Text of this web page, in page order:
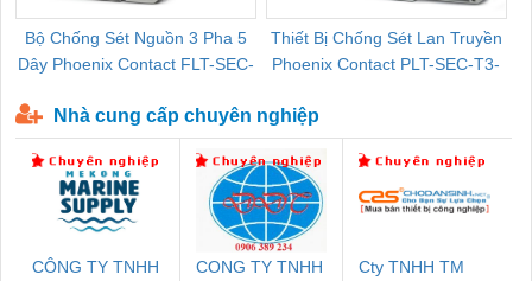
Bộ Chống Sét Nguồn 3 Pha 5
Dây Phoenix Contact FLT-SEC-
Thiết Bị Chống Sét Lan Truyền
Phoenix Contact PLT-SEC-T3-
Nhà cung cấp chuyên nghiệp
CÔNG TY TNHH
CONG TY TNHH
Cty TNHH TM